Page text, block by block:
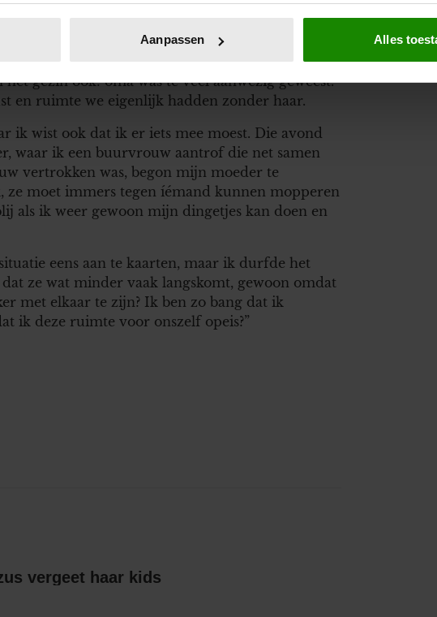
door het actief te scannen op specifieke eigenschappen (fingerprinting)
of intrekken in de Cookieverklaring.
en advertenties te personaliseren, om functies voor social media te
Ook delen we informatie over uw gebruik van onze site met onze partners
Deze partners kunnen deze gegevens combineren met andere informatie
op basis van uw gebruik van hun services. U gaat akkoord met onze
Aanpassen Alles
telefoon moet kijken en zo.’
niet waarom je zo’n telefoon zo leuk vindt.’
gezin ook: oma was te veel aanwezig geweest.
en ruimte we eigenlijk hadden zonder haar.
ik wist ook dat ik er iets mee moest. Die avond
waar ik een buurvrouw aantrof die net samen
vertrokken was, begon mijn moeder te
moet immers tegen íémand kunnen mopperen
als ik weer gewoon mijn dingetjes kan doen en
eens aan te kaarten, maar ik durfde het
ze wat minder vaak langskomt, gewoon omdat
met elkaar te zijn? Ik ben zo bang dat ik
ik deze ruimte voor onszelf opeis?”
Britts gescheiden zus vergeet haar kids